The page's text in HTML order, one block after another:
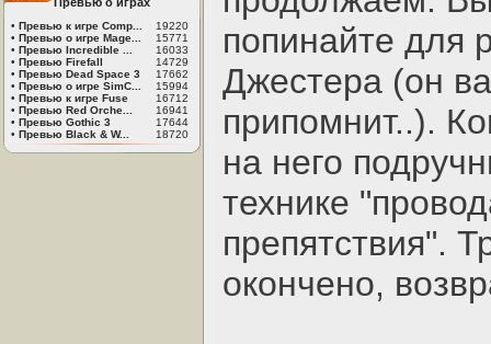
• Превью к игре Comp...
19220
• Превью о игре Mage...
15771
• Превью Incredible ...
16033
• Превью Firefall
14729
• Превью Dead Space 3
17662
• Превью о игре SimC...
15994
• Превью к игре Fuse
16712
• Превью Red Orche...
16941
• Превью Gothic 3
17644
• Превью Black & W... 18720
попинайте для
Джестера (он
припомнит..).
на него
технике
препятствия".
окончено,